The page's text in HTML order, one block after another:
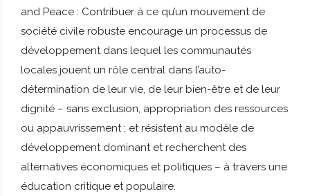
and Peace : Contribuer à ce qu’un mouvement de
société civile robuste encourage un processus de
développement dans lequel les communautés
locales jouent un rôle central dans l’auto-
détermination de leur vie, de leur bien-être et de leur
dignité – sans exclusion, appropriation des ressources
ou appauvrissement ; et résistent au modèle de
développement dominant et recherchent des
alternatives économiques et politiques – à travers une
éducation critique et populaire.